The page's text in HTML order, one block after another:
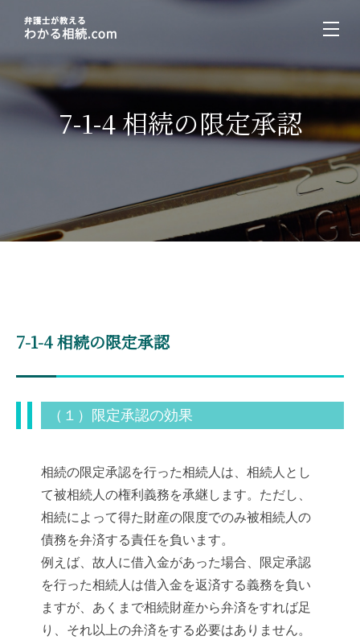
7-1-4 相続の限定承認
7-1-4 相続の限定承認
（１）限定承認の効果
相続の限定承認を行った相続人は、相続人とし
て被相続人の権利義務を承継します。ただし、
相続によって得た財産の限度でのみ被相続人の
債務を弁済する責任を負います。
例えば、故人に借入金があった場合、限定承認
を行った相続人は借入金を返済する義務を負い
ますが、あくまで相続財産から弁済をすれば足
り、それ以上の弁済をする必要はありません。